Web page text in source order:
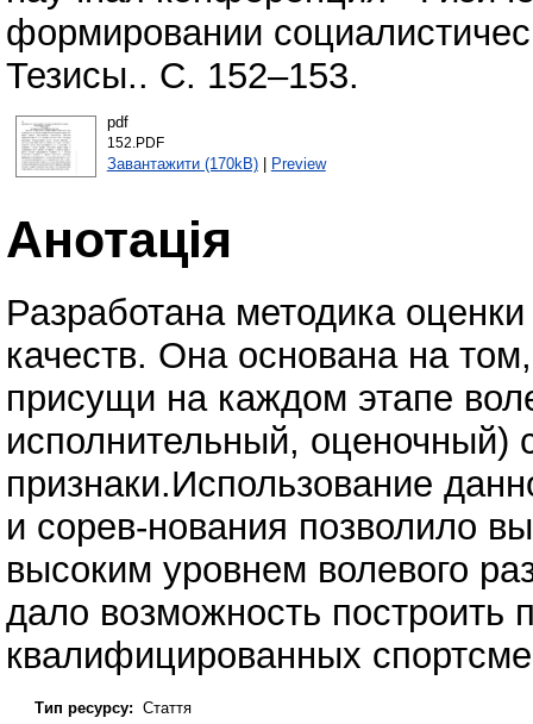
формировании
Тезисы.. С. 152–153.
pdf
152.PDF
Завантажити (170kB)| Preview
Анотація
Разработана методика
качеств. Она основана на
присущи на каждом этапе
исполнительный, оценочный)
признаки.Использование
и сорев-нования позволило
высоким уровнем волевого
дало возможность построить
квалифицированных
Тип ресурсу: Стаття